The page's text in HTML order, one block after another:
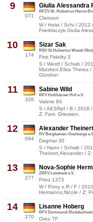
9
071
Giulia Alessandra
RFZV St. Hubertus Herne-
Clarsson
W / Holst / Schi / 2012
Friedrisczyk,Giulia
10
174
Sizar Sak
RSV St.Hubertus Wesel-
First Fidelity 3
S / Westf / Schwb /
Matzken,Elisa Theres
Günther
11
326
Sabine Wild
RFV Holthäuser Hof e.V.
Valerie 84
S / AESRpf / B / 2018
Z: Fam. Driessen,
12
094
Alexander Theinert
RV Bergkamen-Overberge
Dagmar 30
S / Hann / Schwb /
Theinert,Alexander / Z:
13
277
Nova-Sophie
ZRFV Lembeck e.V.
Prinz 1373
W / Pony o.R / F /
Hermanns,Nicole / Z:
14
270
Lisanne Hoberg
RFV Dortmund-
Oreo TF